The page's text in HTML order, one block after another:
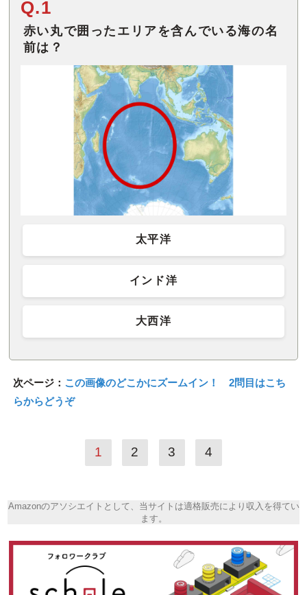
Q.1
赤い丸で囲ったエリアを含んでいる海の名
前は？
太平洋
インド洋
大西洋
次ページ： この画像のどこかにズームイン！ 2問目はこち
らからどうぞ
1 2 3 4
Amazonのアソシエイトとして、当サイトは適格販売により収入を得てい
ます。